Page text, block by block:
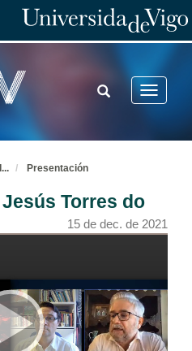
Toggle
TOGGLE
SEARCH
... Presentación
Torres do
15 de dec. de 2021